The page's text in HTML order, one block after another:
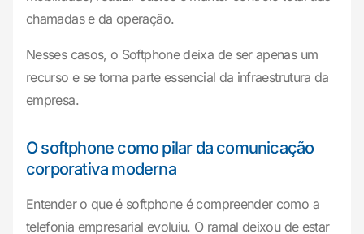
chamadas e da operação.
Nesses casos, o Softphone deixa de ser apenas um
recurso e se torna parte essencial da infraestrutura da
empresa.
O softphone como pilar da comunicação
corporativa moderna
Entender o que é softphone é compreender como a
telefonia empresarial evoluiu. O ramal deixou de estar